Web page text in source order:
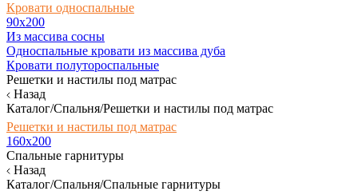
Кровати односпальные
90х200
Из массива сосны
Односпальные кровати из массива дуба
Кровати полутороспальные
Решетки и настилы под матрас
Назад
Каталог/Спальня/Решетки и настилы под матрас
Решетки и настилы под матрас
160х200
Спальные гарнитуры
Назад
Каталог/Спальня/Спальные гарнитуры